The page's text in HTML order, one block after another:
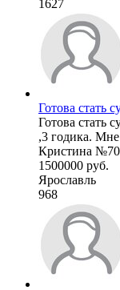
1627
Готова стать
Готова стать
,3 годика.
Кристина
1500000 руб.
Ярославль
968